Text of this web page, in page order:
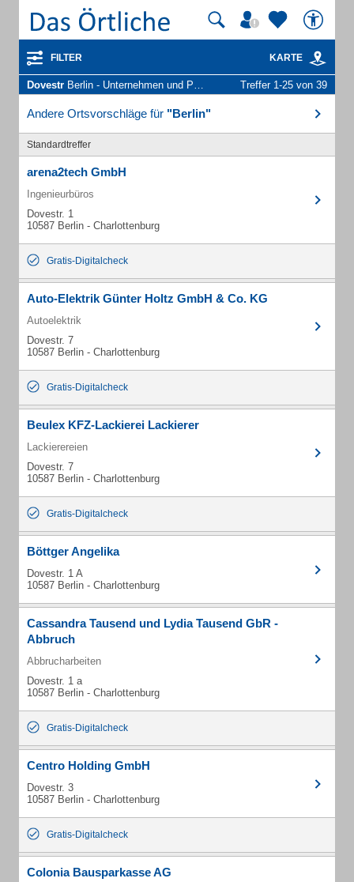
FILTER KARTE
Dovestr Berlin - Unternehmen und Personen Treffer 1-25 von 39
Andere Ortsvorschläge für "Berlin"
Standardtreffer
arena2tech GmbH
Ingenieurbüros
Dovestr. 1
10587 Berlin - Charlottenburg
Gratis-Digitalcheck
Auto-Elektrik Günter Holtz GmbH & Co. KG
Autoelektrik
Dovestr. 7
10587 Berlin - Charlottenburg
Gratis-Digitalcheck
Beulex KFZ-Lackierei Lackierer
Lackierereien
Dovestr. 7
10587 Berlin - Charlottenburg
Gratis-Digitalcheck
Böttger Angelika
Dovestr. 1 A
10587 Berlin - Charlottenburg
Cassandra Tausend und Lydia Tausend GbR -
Abbruch
Abbrucharbeiten
Dovestr. 1 a
10587 Berlin - Charlottenburg
Gratis-Digitalcheck
Centro Holding GmbH
Dovestr. 3
10587 Berlin - Charlottenburg
Gratis-Digitalcheck
Colonia Bausparkasse AG